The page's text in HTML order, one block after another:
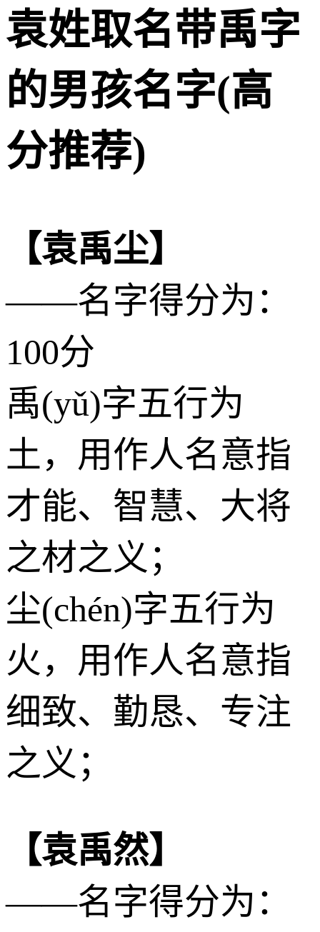
袁姓取名带禹字
的男孩名字(高
分推荐)
【袁禹尘】
——名字得分为：
100分
禹(yǔ)字五行为
土，用作人名意指
才能、智慧、大将
之材之义；
尘(chén)字五行为
火 ，用作人名意指
细致、勤恳、专注
之义；
【袁禹然】
——名字得分为：